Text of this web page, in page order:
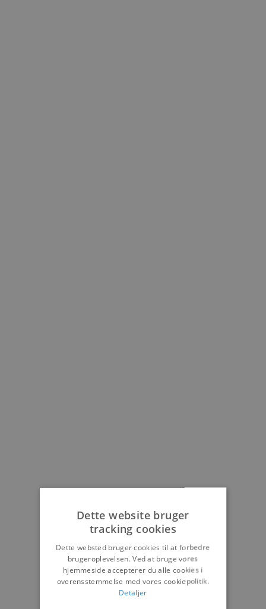
Dette website bruger
tracking cookies
Dette websted bruger cookies til at forbedre
brugeroplevelsen. Ved at bruge vores
hjemmeside accepterer du alle cookies i
overensstemmelse med vores cookiepolitik.
Detaljer